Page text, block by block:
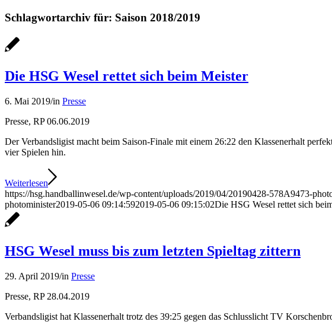
Schlagwortarchiv für: Saison 2018/2019
Die HSG Wesel rettet sich beim Meister
6. Mai 2019/in Presse
Presse, RP 06.06.2019
Der Verbandsligist macht beim Saison-Finale mit einem 26:22 den Klassenerhalt
vier Spielen hin.
Weiterlesen
https://hsg.handballinwesel.de/wp-content/uploads/2019/04/20190428-578A9473-
photominister2019-05-06 09:14:592019-05-06 09:15:02Die HSG Wesel rettet sich
HSG Wesel muss bis zum letzten Spieltag zittern
29. April 2019/in Presse
Presse, RP 28.04.2019
Verbandsligist hat Klassenerhalt trotz des 39:25 gegen das Schlusslicht TV